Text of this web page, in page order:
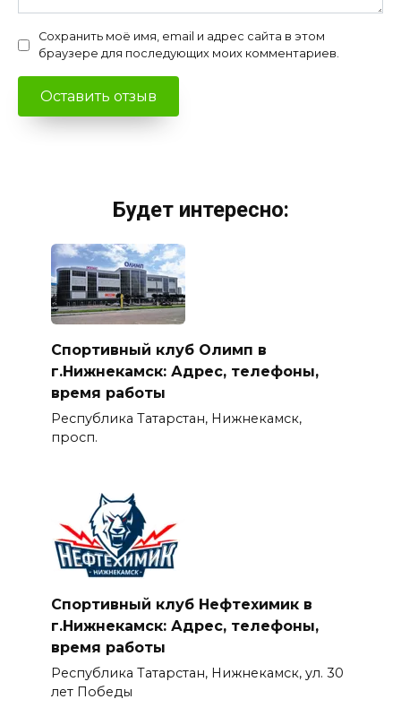
Сохранить моё имя, email и адрес сайта в этом
браузере для последующих моих комментариев.
Будет интересно:
Спортивный клуб Олимп в
г.Нижнекамск: Адрес, телефоны,
время работы
Республика Татарстан, Нижнекамск,
просп.
Спортивный клуб Нефтехимик в
г.Нижнекамск: Адрес, телефоны,
время работы
Республика Татарстан, Нижнекамск, ул. 30
лет Победы